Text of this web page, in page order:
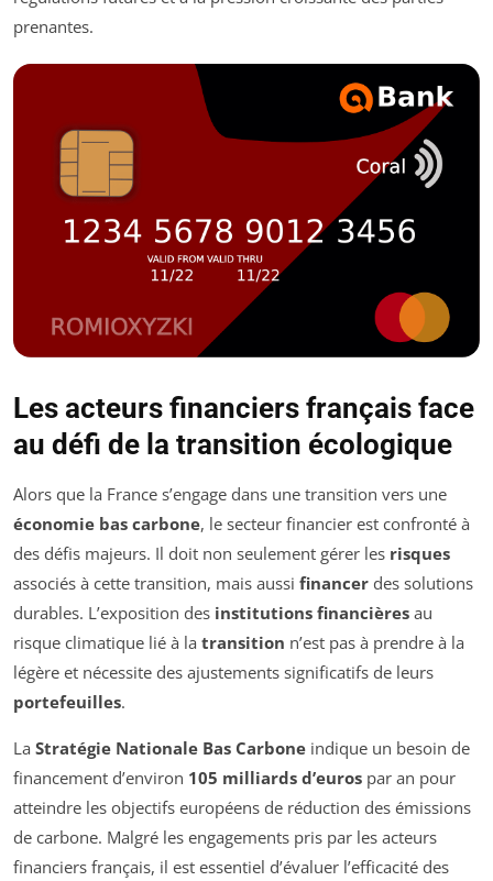
prenantes.
Les acteurs financiers français face
au défi de la transition écologique
Alors que la France s’engage dans une transition vers une
économie bas carbone, le secteur financier est confronté à
des défis majeurs. Il doit non seulement gérer les risques
associés à cette transition, mais aussi financer des solutions
durables. L’exposition des institutions financières au
risque climatique lié à la transition n’est pas à prendre à la
légère et nécessite des ajustements significatifs de leurs
portefeuilles.
La Stratégie Nationale Bas Carbone indique un besoin de
financement d’environ 105 milliards d’euros par an pour
atteindre les objectifs européens de réduction des émissions
de carbone. Malgré les engagements pris par les acteurs
financiers français, il est essentiel d’évaluer l’efficacité des